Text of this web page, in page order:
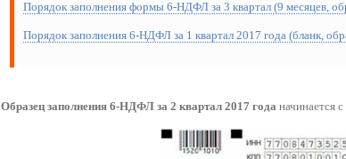
Порядок заполнения формы 6-НДФЛ за 3 квартал (9 месяцев,
Порядок заполнения 6-НДФЛ за 1 квартал 2017 года (бланк,
Образец заполнения 6-НДФЛ за 2 квартал 2017 года начинается